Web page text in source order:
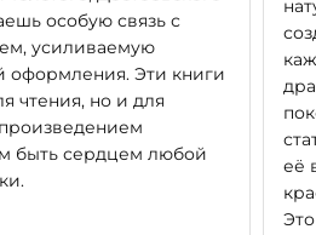
особую связь с
усиливаемую
оформления. Эти книги
чтения, но и для
быть сердцем любой
её